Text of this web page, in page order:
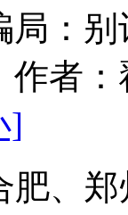
：
者：
]
、郑